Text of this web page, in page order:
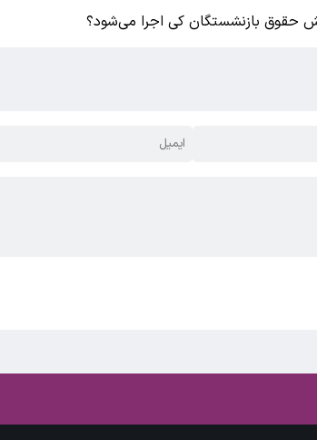
حقوق بازنشستگان کی اجرا می‌شود؟